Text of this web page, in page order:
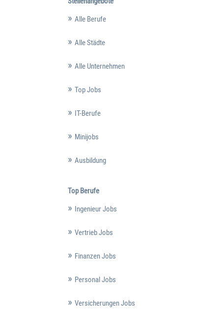
Alle Berufe
Alle Städte
Alle Unternehmen
Top Jobs
IT-Berufe
Minijobs
Ausbildung
Top Berufe
Ingenieur Jobs
Vertrieb Jobs
Finanzen Jobs
Personal Jobs
Versicherungen Jobs